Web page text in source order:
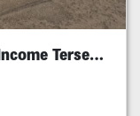
Jalan Arjuno Komersil Passive Income Tersewa